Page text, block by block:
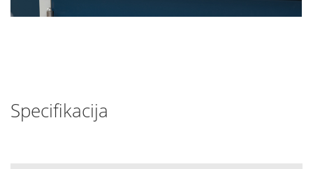
Specifikacija